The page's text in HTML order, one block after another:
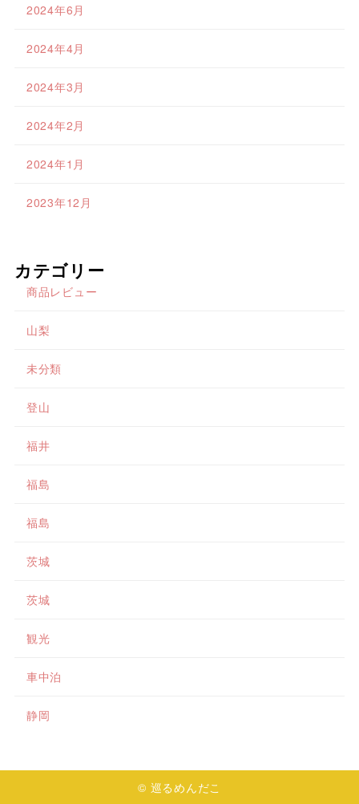
2024年6月
2024年4月
2024年3月
2024年2月
2024年1月
2023年12月
カテゴリー
商品レビュー
山梨
未分類
登山
福井
福島
福島
茨城
茨城
観光
車中泊
静岡
© 巡るめんだこ